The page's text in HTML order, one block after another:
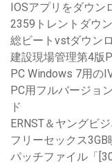
IOSアプリをダウ
2359トレントダウ
総ビートvstダウン
建設現場管理第4版
PC Windows 7用の
PC用フルバージョ
ド
ERNST＆ヤングビ
フリーセックス
パッチファイル「